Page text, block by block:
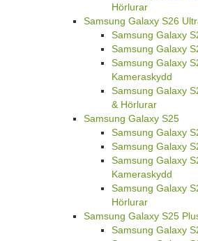
Hörlurar
Samsung Galaxy S26
Samsung Galaxy
Samsung Galaxy
Samsung Galaxy
Kameraskydd
Samsung Galaxy
& Hörlurar
Samsung Galaxy S25
Samsung Galaxy
Samsung Galaxy
Samsung Galaxy
Kameraskydd
Samsung Galaxy
Hörlurar
Samsung Galaxy S25
Samsung Galaxy